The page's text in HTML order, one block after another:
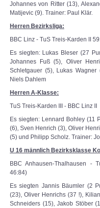
Johannes von Ritter (13),
Matijevic (9). Trainer: Paul Klär.
Herren Bezirksliga:
BBC Linz - TuS Treis-Karden II
Es siegten: Lukas Bleser (27
Johannes Fuß (5), Oliver
Schletgauer (5), Lukas
Niels Dahlem
Herren A-Klasse:
TuS Treis-Karden III - BBC Linz
Es siegten: Lennard Bohley (11
(6), Sven Henrich (3), Oliver
(5) und Philipp Scholz. Trainer:
U 16 männlich Bezirksklasse
BBC Anhausen-Thalhausen -
46:84)
Es siegten Jannis Bäumler (2
(23), Oliver Henrichs (37 !),
Schneiders (15), Jakob Stöber